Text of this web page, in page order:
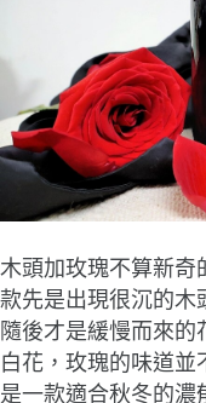
木頭加玫瑰不算新奇
款先是出現很沉的木
隨後才是緩慢而來
白花，玫瑰的味道
是一款適合秋冬的濃